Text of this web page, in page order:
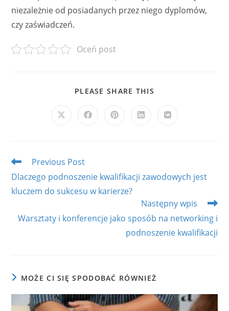
niezależnie od posiadanych przez niego dyplomów,
czy zaświadczeń.
Oceń post
PLEASE SHARE THIS
Opens
Opens Opens Opens Opens
Read
more
articles
Previous Post
Dlaczego podnoszenie kwalifikacji zawodowych jest
kluczem do sukcesu w karierze?
Następny wpis
Warsztaty i konferencje jako sposób na networking i
podnoszenie kwalifikacji
MOŻE CI SIĘ SPODOBAĆ RÓWNIEŻ